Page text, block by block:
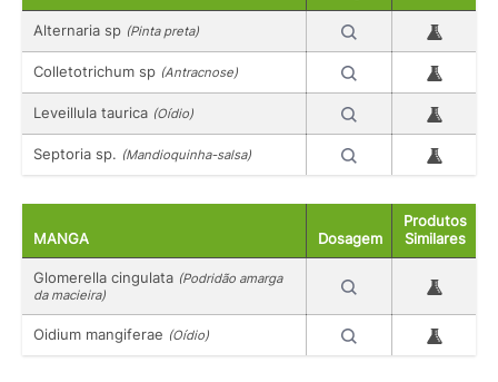
Alternaria sp (Pinta preta)
Colletotrichum sp (Antracnose)
Leveillula taurica (Oídio)
Septoria sp. (Mandioquinha-salsa)
MANGA Dosagem
Produtos
Similares
Glomerella cingulata (Podridão amarga
da macieira)
Oidium mangiferae (Oídio)